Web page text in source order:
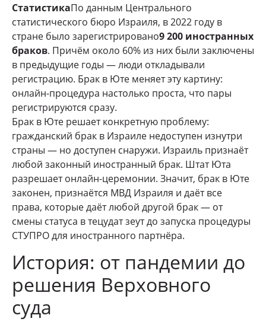
СтатистикаПо данным Центрального
статистического бюро Израиля, в 2022 году в
стране было зарегистрировано9 200 иностранных
браков. Причём около 60% из них были заключены
в предыдущие годы — люди откладывали
регистрацию. Брак в Юте меняет эту картину:
онлайн-процедура настолько проста, что пары
регистрируются сразу.
Брак в Юте решает конкретную проблему:
гражданский брак в Израиле недоступен изнутри
страны — но доступен снаружи. Израиль признаёт
любой законный иностранный брак. Штат Юта
разрешает онлайн-церемонии. Значит, брак в Юте
законен, признаётся МВД Израиля и даёт все
права, которые даёт любой другой брак — от
смены статуса в тецудат зеут до запуска процедуры
СТУПРО для иностранного партнёра.
История: от пандемии до
решения Верховного
суда